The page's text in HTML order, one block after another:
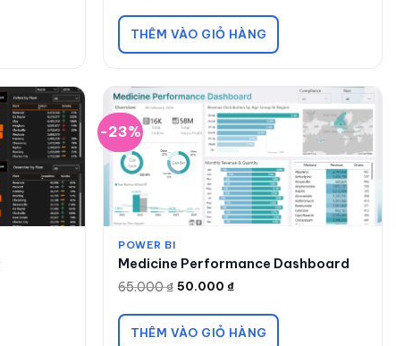
là:
65.000 ₫.
tại
50.000 ₫.
THÊM VÀO GIỎ HÀNG
-23%
POWER BI
Medicine Performance Dashboard
65.000₫
Giá
là:
65.000 ₫.
50.000 ₫
Giá
tại
50.000 ₫.
THÊM VÀO GIỎ HÀNG